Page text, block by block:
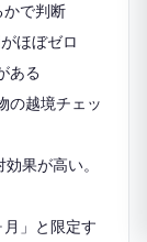
かで判断
ほぼゼロ
ある
の越境チェッ
果が高い。
」と限定す